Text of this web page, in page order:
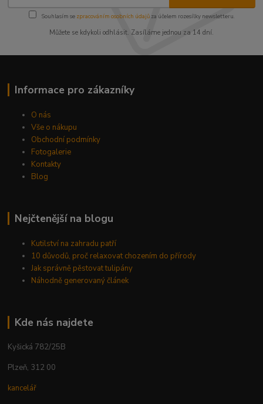
Souhlasím se zpracováním osobních údajůza účelem rozesílky newsletteru.
Můžete se kdykoli odhlásit. Zasíláme jednou za 14 dní.
Informace pro zákazníky
O nás
Vše o nákupu
Obchodní podmínky
Fotogalerie
Kontakty
Blog
Nejčtenější na blogu
Kutilství na zahradu patří
10 důvodů, proč relaxovat chozením do přírody
Jak správně pěstovat tulipány
Náhodně generovaný článek
Kde nás najdete
Kyšická 782/25B
Plzeň, 312 00
kancelář